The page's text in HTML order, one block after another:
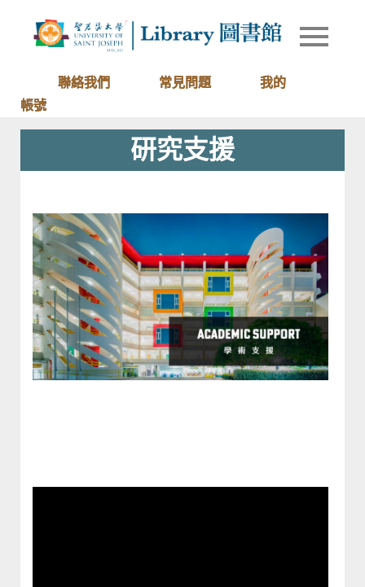
圖書館
Library of
聯絡我們 常見問題
我的
帳號
研究支援